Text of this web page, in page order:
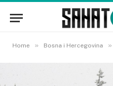
Home » Bosna i Hercegovina »